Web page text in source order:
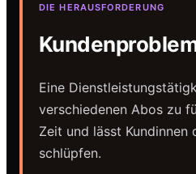
DIE HERAUSFORDERUNG
Eine
verschiedenen Abos zu
Zeit und lässt Kundinnen
schlüpfen.